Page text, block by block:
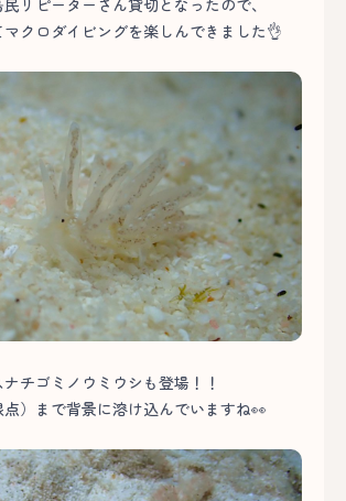
リピーターさん貸切となったので、
クロダイビングを楽しんできました👌
チゴミノウミウシも登場！！
）まで背景に溶け込んでいますね👀